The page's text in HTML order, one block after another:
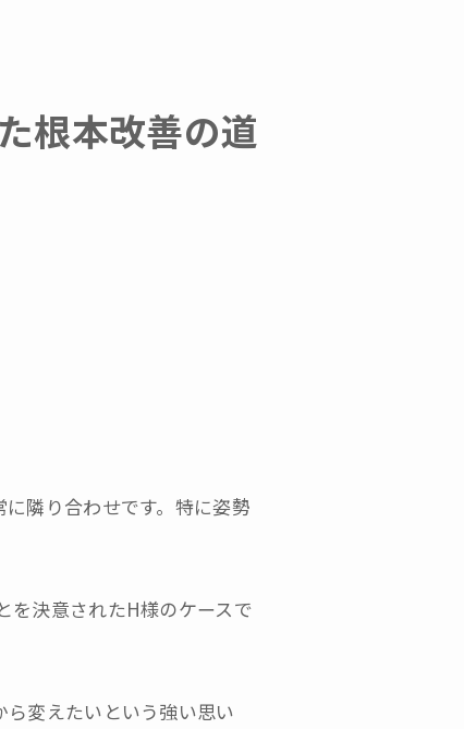
根本改善の道
隣り合わせです。特に姿勢
を決意されたH様のケースで
変えたいという強い思い